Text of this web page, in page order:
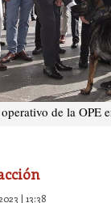
de la OPE
| 13:38